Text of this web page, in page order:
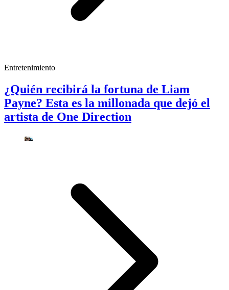
Entretenimiento
¿Quién recibirá la fortuna de Liam
Payne? Esta es la millonada que dejó el
artista de One Direction